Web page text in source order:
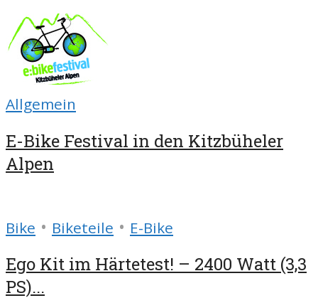
Allgemein
E-Bike Festival in den Kitzbüheler
Alpen
Bike • Biketeile • E-Bike
Ego Kit im Härtetest! – 2400 Watt (3,3
PS)...